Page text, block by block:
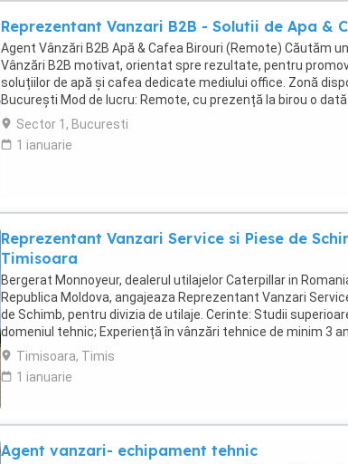
Reprezentant Vanzari B2B - Solutii de Apa &
Agent Vânzări B2B Apă & Cafea Birouri (Remote) Căutăm
Vânzări B2B motivat, orientat spre rezultate, pentru
soluțiilor de apă și cafea dedicate mediului office. Zonă
București Mod de lucru: Remote, cu prezență la birou o dată
Sector 1, Bucuresti
1 ianuarie
Reprezentant Vanzari Service si Piese de
Timisoara
Bergerat Monnoyeur, dealerul utilajelor Caterpillar in
Republica Moldova, angajeaza Reprezentant Vanzari
de Schimb, pentru divizia de utilaje. Cerinte: Studii
domeniul tehnic; Experiență în vânzări tehnice de minim 3 ani,
Timisoara, Timis
1 ianuarie
Agent vanzari- echipament tehnic